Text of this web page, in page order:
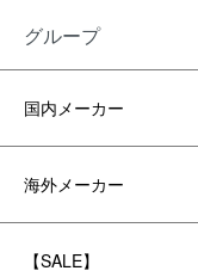
グループ
国内メーカー
海外メーカー
【SALE】